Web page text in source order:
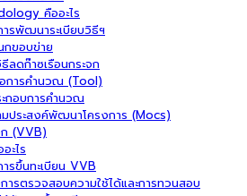
คืออะไร
รพัฒนาระเบียบวิธีฯ
กขอบข่าย
ธีลดก๊าซเรือนกระจก
การคำนวณ (Tool)
กอบการคำนวณ
ประสงค์พัฒนาโครงการ (Mocs)
ก (VVB)
ะไร
รขึ้นทะเบียน VVB
ารตรวจสอบความใช้ได้และการทวนสอบ